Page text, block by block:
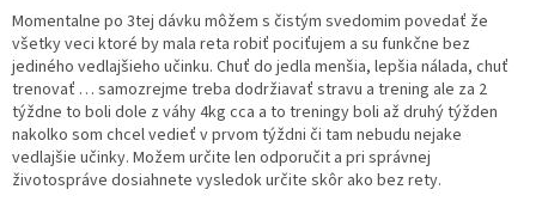
Momentalne po 3tej dávku môžem s čistým svedomim povedať že
všetky veci ktoré by mala reta robiť pociťujem a su funkčne bez
jediného vedlajšieho učinku. Chuť do jedla menšia, lepšia nálada, chuť
trenovať … samozrejme treba dodržiavať stravu a trening ale za 2
týždne to boli dole z váhy 4kg cca a to treningy boli až druhý týžden
nakolko som chcel vedieť v prvom týždni či tam nebudu nejake
vedlajšie učinky. Možem určite len odporučit a pri správnej
životospráve dosiahnete vysledok určite skôr ako bez rety.